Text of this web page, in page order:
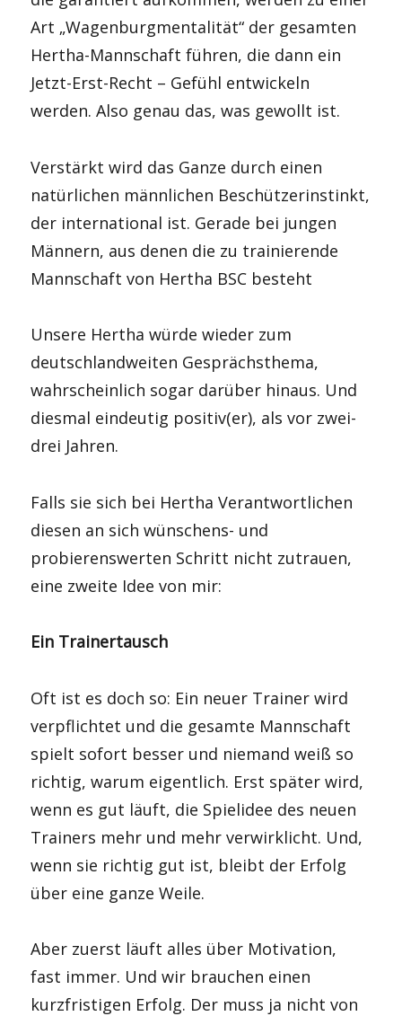
Art „Wagenburgmentalität“ der gesamten
Hertha-Mannschaft führen, die dann ein
Jetzt-Erst-Recht – Gefühl entwickeln
werden. Also genau das, was gewollt ist.
Verstärkt wird das Ganze durch einen
natürlichen männlichen Beschützerinstinkt,
der international ist. Gerade bei jungen
Männern, aus denen die zu trainierende
Mannschaft von Hertha BSC besteht
Unsere Hertha würde wieder zum
deutschlandweiten Gesprächsthema,
wahrscheinlich sogar darüber hinaus. Und
diesmal eindeutig positiv(er), als vor zwei-
drei Jahren.
Falls sie sich bei Hertha Verantwortlichen
diesen an sich wünschens- und
probierenswerten Schritt nicht zutrauen,
eine zweite Idee von mir:
Ein Trainertausch
Oft ist es doch so: Ein neuer Trainer wird
verpflichtet und die gesamte Mannschaft
spielt sofort besser und niemand weiß so
richtig, warum eigentlich. Erst später wird,
wenn es gut läuft, die Spielidee des neuen
Trainers mehr und mehr verwirklicht. Und,
wenn sie richtig gut ist, bleibt der Erfolg
über eine ganze Weile.
Aber zuerst läuft alles über Motivation,
fast immer. Und wir brauchen einen
kurzfristigen Erfolg. Der muss ja nicht von